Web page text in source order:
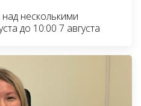
несколькими
до 10:00 7 августа